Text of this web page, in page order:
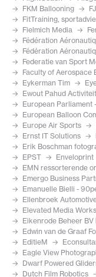
FKM Ballooning
FitTraining,
Fielmich Media
Fédération
Fédération
Federatie van Sport
Faculty of Aerospace
Eykerman Tim
Ewout Pahud
European Parliament
European Balloon
Europe Air Sports
Ernst IT Solutions
Erik Boschman
EPST
Enveloprint
EMN ressorterende
Emergo Business
Emanuelle Bielli -
Ellenbroek
Elevated Media Works
Eikenrode Beheer
Edwin van de Graaf
EditieM
Eagle View
Dwarf Powered
Dutch Film Robotics